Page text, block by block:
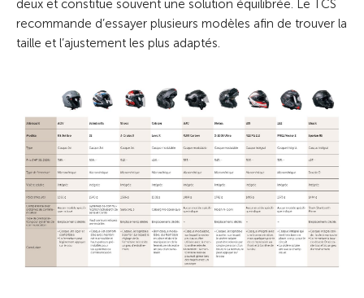
deux et constitue souvent une solution équilibrée. Le TCS
recommande d’essayer plusieurs modèles afin de trouver la
taille et l’ajustement les plus adaptés.